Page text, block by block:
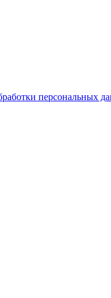
персональных